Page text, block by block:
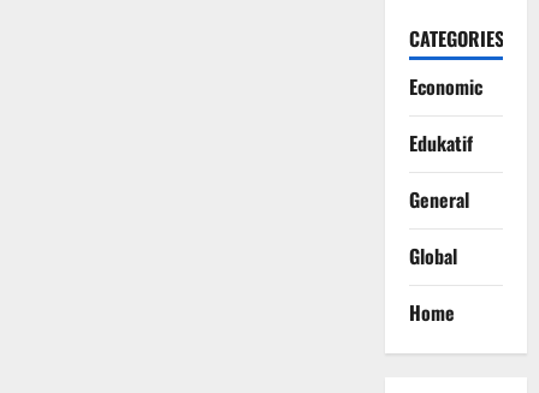
CATEGORIES
Economic
Edukatif
General
Global
Home